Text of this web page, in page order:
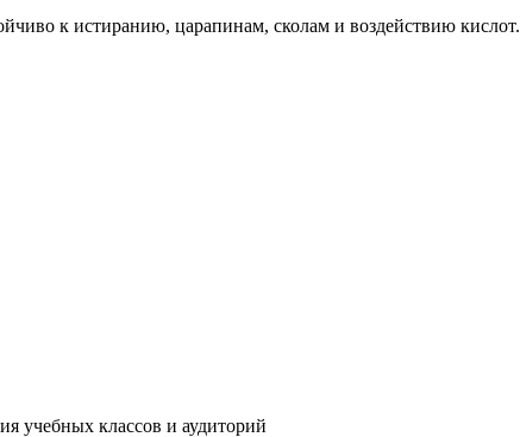
к истиранию, царапинам, сколам и воздействию кислот.
учебных классов и аудиторий